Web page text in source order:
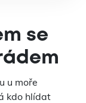
se
u moře
kdo hlídat